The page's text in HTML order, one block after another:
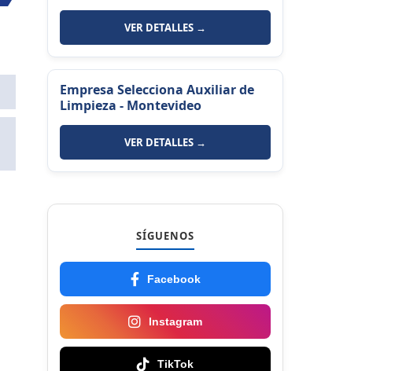
VER DETALLES →
Empresa Selecciona Auxiliar de
Limpieza - Montevideo
VER DETALLES →
SÍGUENOS
Facebook
Instagram
TikTok